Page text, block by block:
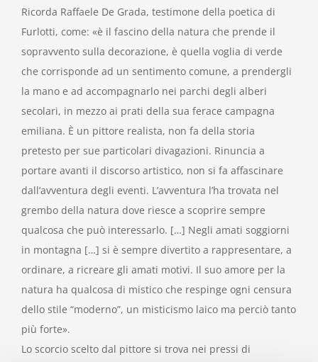
Ricorda Raffaele De Grada, testimone della poetica di
Furlotti, come: «è il fascino della natura che prende il
sopravvento sulla decorazione, è quella voglia di verde
che corrisponde ad un sentimento comune, a prendergli
la mano e ad accompagnarlo nei parchi degli alberi
secolari, in mezzo ai prati della sua ferace campagna
emiliana. È un pittore realista, non fa della storia
pretesto per sue particolari divagazioni. Rinuncia a
portare avanti il discorso artistico, non si fa affascinare
dall’avventura degli eventi. L’avventura l’ha trovata nel
grembo della natura dove riesce a scoprire sempre
qualcosa che può interessarlo. […] Negli amati soggiorni
in montagna […] si è sempre divertito a rappresentare, a
ordinare, a ricreare gli amati motivi. Il suo amore per la
natura ha qualcosa di mistico che respinge ogni censura
dello stile “moderno”, un misticismo laico ma perciò tanto
più forte».
Lo scorcio scelto dal pittore si trova nei pressi di